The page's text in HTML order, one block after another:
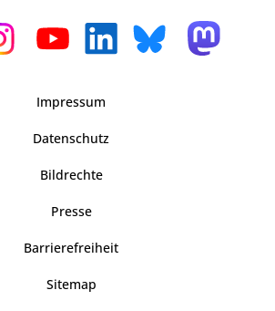
Impressum
Datenschutz
Bildrechte
Presse
Barrierefreiheit
Sitemap